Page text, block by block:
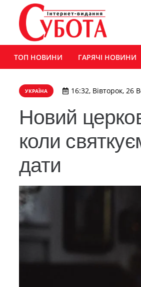
ТОП НОВИНИ ГАРЯЧІ НОВИНИ
УКРАЇНА 16:32, Вівторок, 26
Новий
коли
дати